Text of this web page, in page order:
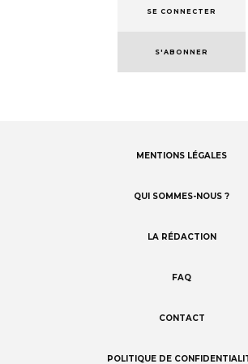
SE CONNECTER
S'ABONNER
MENTIONS LÉGALES
QUI SOMMES-NOUS ?
LA RÉDACTION
FAQ
CONTACT
POLITIQUE DE